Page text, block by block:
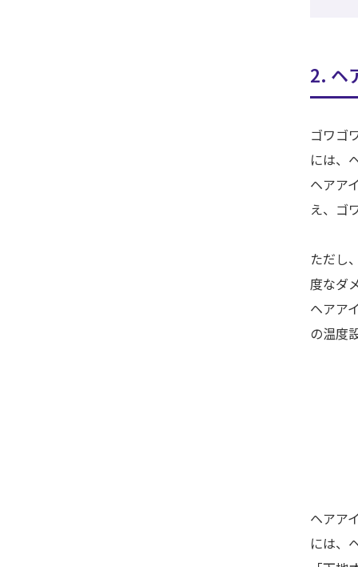
2. ヘ
ゴワゴ
には、
ヘアア
え、ゴ
ただし
度なダ
ヘアア
の温度
ヘアア
には、